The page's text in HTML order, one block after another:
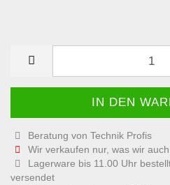
Beratung von Technik Profis
Wir verkaufen nur, was wir
Lagerware bis 11.00 Uhr
versendet